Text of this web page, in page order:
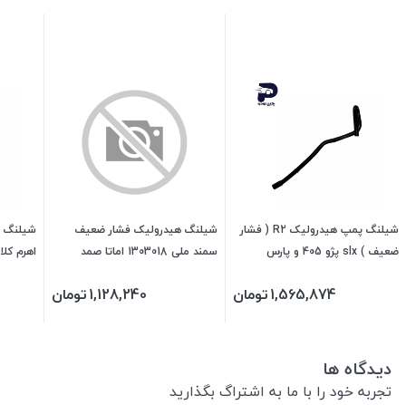
شیلنگ پمپ هیدرولیک R2 ( فشار
ضعیف ) slx پژو 405 و پارس
1,565,874تومان
شیلنگ هیدرولیک فشار ضعیف
سمند ملی 1303018 اماتا صمد
1,128,240تومان
شیلنگ
دیدگاه ها
تجربه خود را با ما به اشتراگ بگذارید